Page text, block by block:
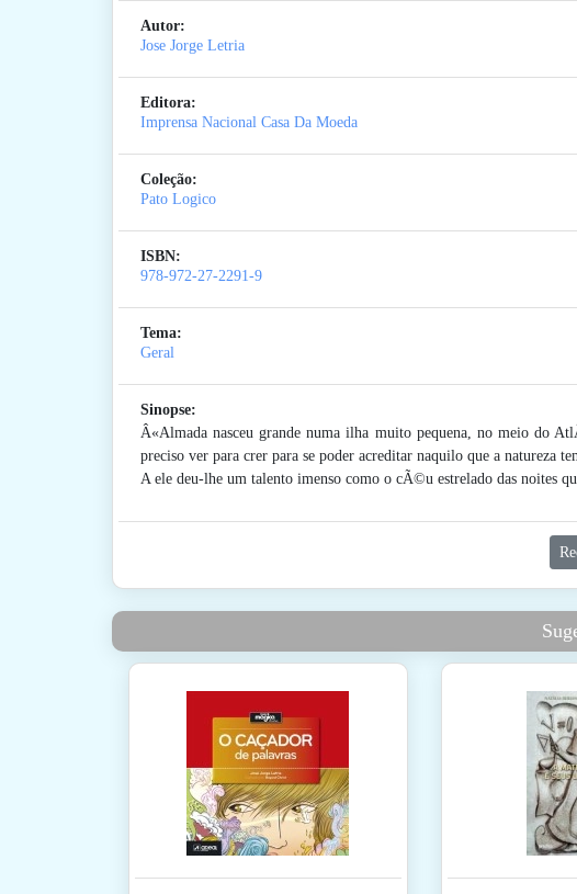
Autor:
Jose Jorge Letria
Editora:
Imprensa Nacional Casa Da Moeda
Coleção:
Pato Logico
ISBN:
978-972-27-2291-9
Tema:
Geral
Sinopse:
Â«Almada nasceu grande numa ilha muito pequena, no meio do
preciso ver para crer para se poder acreditar naquilo que a natureza
A ele deu-lhe um talento imenso como o cÃ©u estrelado das noites